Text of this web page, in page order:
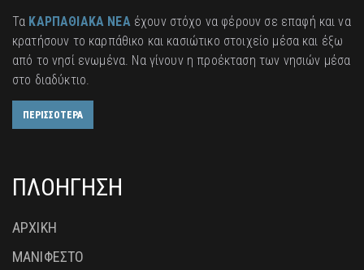
Τα ΚΑΡΠΑΘΙΑΚΑ ΝΕΑέχουν στόχο να φέρουν σε επαφή και να
κρατήσουν το καρπάθικο και κασιώτικο στοιχείο μέσα και έξω
από το νησί ενωμένα. Να γίνουν η προέκταση των νησιών μέσα
στο διαδύκτιο.
ΠΕΡΙΣΣΟΤΕΡΑ
ΠΛΟΗΓΗΣΗ
ΑΡΧΙΚΗ
ΜΑΝΙΦΕΣΤΟ